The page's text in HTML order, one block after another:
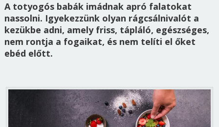
A totyogós babák imádnak apró falatokat
nassolni. Igyekezzünk olyan rágcsálnivalót a
kezükbe adni, amely friss, tápláló, egészséges,
nem rontja a fogaikat, és nem telíti el őket
ebéd előtt.